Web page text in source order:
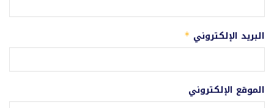
البريد الإلكتروني *
الموقع الإلكتروني